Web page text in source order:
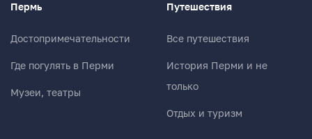
Пермь
Достопримечательности
Где погулять в Перми
Музеи, театры
Путешествия
Все путешествия
История Перми и не
только
Отдых и туризм